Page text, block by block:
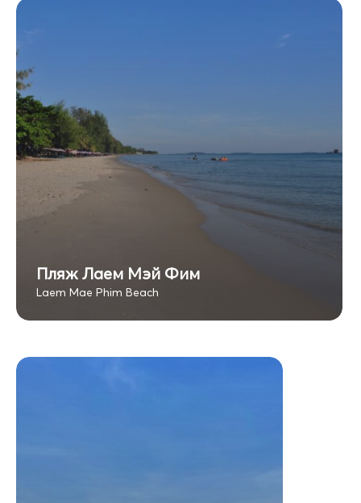
Пляж Лаем Мэй Фим
Laem Mae Phim Beach